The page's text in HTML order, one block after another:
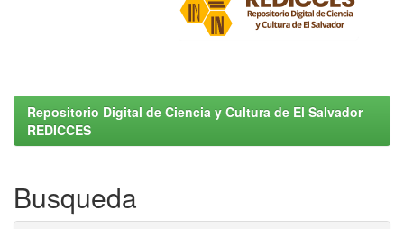
Repositorio Digital de Ciencia y Cultura de El Salvador
REDICCES
Busqueda